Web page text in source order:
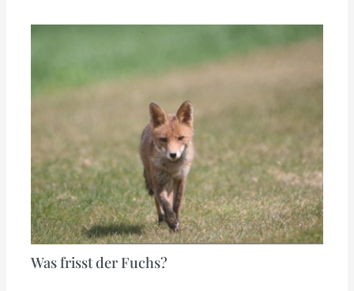
Was frisst der Fuchs?